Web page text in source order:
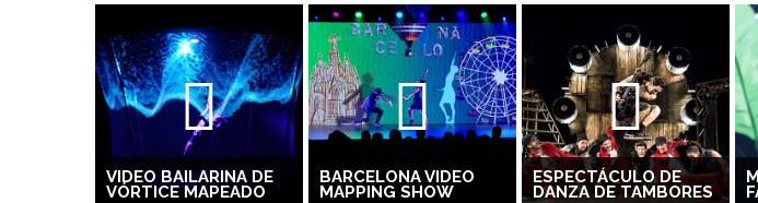
VIDEO BAILARINA DE
VÓRTICE MAPEADO
BARCELONA VIDEO
MAPPING SHOW
ESPECTÁCULO DE
DANZA DE TAMBORES